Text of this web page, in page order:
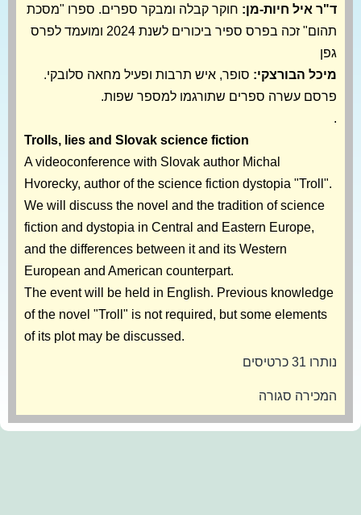
ד"ר איל חיות-מן: חוקר קבלה ומבקר ספרים. ספרו "מסכת
תהום" זכה בפרס ספיר ביכורים לשנת 2024 ומועמד לפרס
גפן
מיכל הבורצקי: סופר, איש תרבות ופעיל מחאה סלובקי.
פרסם עשרה ספרים שתורגמו למספר שפות.
.
Trolls, lies and Slovak science fiction
A videoconference with Slovak author Michal
Hvorecky, author of the science fiction dystopia "Troll".
We will discuss the novel and the tradition of science
fiction and dystopia in Central and Eastern Europe,
and the differences between it and its Western
European and American counterpart.
The event will be held in English. Previous knowledge
of the novel "Troll" is not required, but some elements
of its plot may be discussed.
נותרו 31 כרטיסים
המכירה סגורה